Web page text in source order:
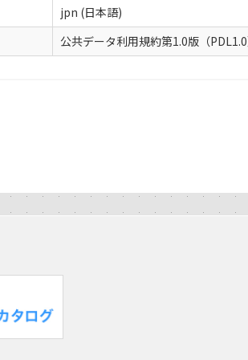
jpn (日本語)
公共データ利用規約第1.0版（